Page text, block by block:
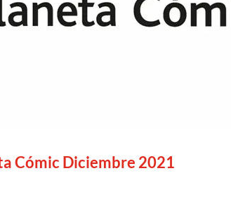
Cómic Diciembre 2021